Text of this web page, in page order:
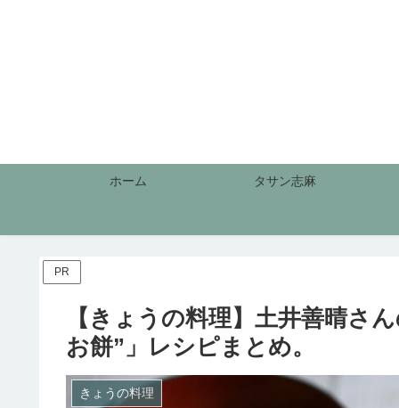
ホーム タサン志麻
PR
【きょうの料理】土井善晴さ
お餅”」レシピまとめ。
きょうの料理